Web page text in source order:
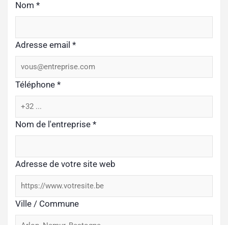
Nom *
Adresse email *
Téléphone *
Nom de l'entreprise *
Adresse de votre site web
Ville / Commune